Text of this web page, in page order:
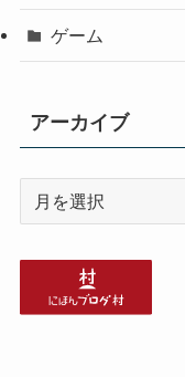
ゲーム
アーカイブ